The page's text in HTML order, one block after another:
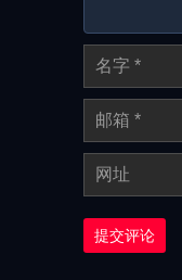
提交评论